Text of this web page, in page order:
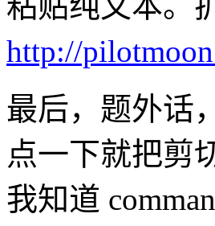
http://
最后，题外话
点一下就把剪
我知道